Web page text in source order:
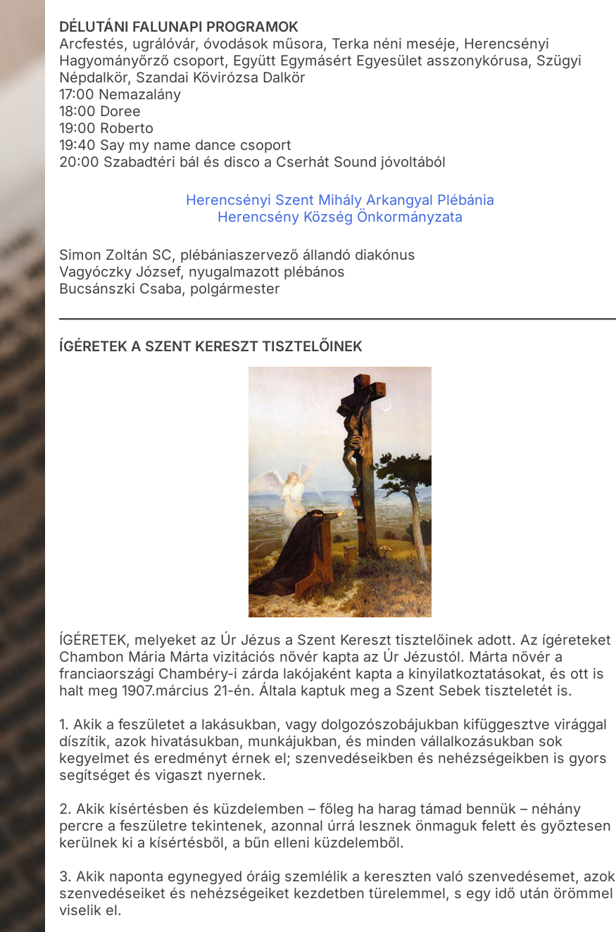
DÉLUTÁNI FALUNAPI PROGRAMOK
Arcfestés, ugrálóvár, óvodások műsora, Terka néni meséje, Herencsényi
Hagyományőrző csoport, Együtt Egymásért Egyesület asszonykórusa, Szügyi
Népdalkör, Szandai Kövirózsa Dalkör
17:00 Nemazalány
18:00 Doree
19:00 Roberto
19:40 Say my name dance csoport
20:00 Szabadtéri bál és disco a Cserhát Sound jóvoltából
Herencsényi Szent Mihály Arkangyal Plébánia
Herencsény Község Önkormányzata
Simon Zoltán SC, plébániaszervező állandó diakónus
Vagyóczky József, nyugalmazott plébános
Bucsánszki Csaba, polgármester
ÍGÉRETEK A SZENT KERESZT TISZTELŐINEK
ÍGÉRETEK, melyeket az Úr Jézus a Szent Kereszt tisztelőinek adott. Az ígéreteket
Chambon Mária Márta vizitációs nővér kapta az Úr Jézustól. Márta nővér a
franciaországi Chambéry-i zárda lakójaként kapta a kinyilatkoztatásokat, és ott is
halt meg 1907.március 21-én. Általa kaptuk meg a Szent Sebek tiszteletét is.
1. Akik a feszületet a lakásukban, vagy dolgozószobájukban kifüggesztve virággal
díszítik, azok hivatásukban, munkájukban, és minden vállalkozásukban sok
kegyelmet és eredményt érnek el; szenvedéseikben és nehézségeikben is gyors
segítséget és vigaszt nyernek.
2. Akik kísértésben és küzdelemben – főleg ha harag támad bennük – néhány
percre a feszületre tekintenek, azonnal úrrá lesznek önmaguk felett és győztesen
kerülnek ki a kísértésből, a bűn elleni küzdelemből.
3. Akik naponta egynegyed óráig szemlélik a kereszten való szenvedésemet, azok
szenvedéseiket és nehézségeiket kezdetben türelemmel, s egy idő után örömmel
viselik el.